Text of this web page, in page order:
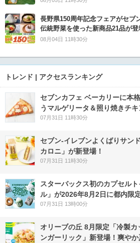
長野県150周年記念フェアがセ
伝統野菜を使った新商品21品が登
08月04日 11時30分
トレンド | アクセスランキング
セブンカフェ ベーカリーに本
うマルゲリータ＆照り焼きチ
07月31日 11時30分
セブン‐イレブンよくばりサン
カロニ」が新登場！
07月31日 11時30分
スターバックス初のカプセル
ル」が2026年8月2日に都内限
07月31日 13時00分
オリーブの丘 8月限定「冷製
ンガーリック」新登場！爽や